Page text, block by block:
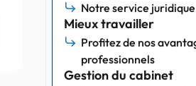
Notre service
Mieux travailler
Profitez de nos
professionnels
Gestion du cabinet